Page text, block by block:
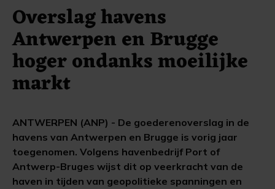
Overslag havens
Antwerpen en Brugge
hoger ondanks moeilijke
markt
ANTWERPEN (ANP) - De goederenoverslag in de
havens van Antwerpen en Brugge is vorig jaar
toegenomen. Volgens havenbedrijf Port of
Antwerp-Bruges wijst dit op veerkracht van de
haven in tijden van geopolitieke spanningen en